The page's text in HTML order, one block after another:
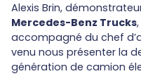
Alexis Brin,
Mercedes-Benz Trucks,
accompagné du chef
venu nous présenter la
génération de camion